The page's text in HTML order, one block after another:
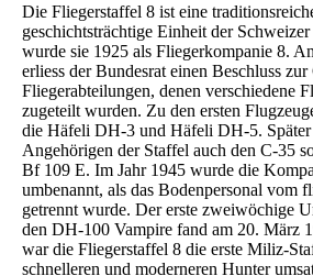
Die Fliegerstaffel 8 ist eine
geschichtsträchtige Einheit der
wurde sie 1925 als Fliegerkompanie 8.
erliess der Bundesrat einen Beschluss
Fliegerabteilungen, denen verschiedene
zugeteilt wurden. Zu den ersten
die Häfeli DH-3 und Häfeli DH-5.
Angehörigen der Staffel auch den C-35
Bf 109 E. Im Jahr 1945 wurde die
umbenannt, als das Bodenpersonal vom
getrennt wurde. Der erste zweiwöchige
den DH-100 Vampire fand am 20. März
war die Fliegerstaffel 8 die erste Miliz-
schnelleren und moderneren Hunter